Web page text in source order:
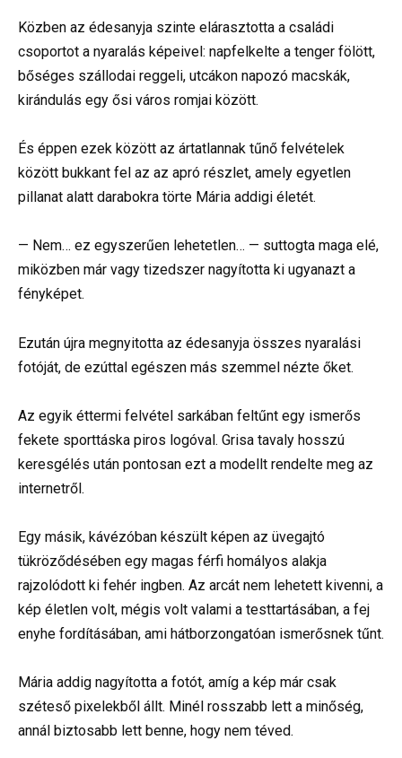
Közben az édesanyja szinte elárasztotta a családi
csoportot a nyaralás képeivel: napfelkelte a tenger fölött,
bőséges szállodai reggeli, utcákon napozó macskák,
kirándulás egy ősi város romjai között.
És éppen ezek között az ártatlannak tűnő felvételek
között bukkant fel az az apró részlet, amely egyetlen
pillanat alatt darabokra törte Mária addigi életét.
— Nem… ez egyszerűen lehetetlen… — suttogta maga elé,
miközben már vagy tizedszer nagyította ki ugyanazt a
fényképet.
Ezután újra megnyitotta az édesanyja összes nyaralási
fotóját, de ezúttal egészen más szemmel nézte őket.
Az egyik éttermi felvétel sarkában feltűnt egy ismerős
fekete sporttáska piros logóval. Grisa tavaly hosszú
keresgélés után pontosan ezt a modellt rendelte meg az
internetről.
Egy másik, kávézóban készült képen az üvegajtó
tükröződésében egy magas férfi homályos alakja
rajzolódott ki fehér ingben. Az arcát nem lehetett kivenni, a
kép életlen volt, mégis volt valami a testtartásában, a fej
enyhe fordításában, ami hátborzongatóan ismerősnek tűnt.
Mária addig nagyította a fotót, amíg a kép már csak
széteső pixelekből állt. Minél rosszabb lett a minőség,
annál biztosabb lett benne, hogy nem téved.